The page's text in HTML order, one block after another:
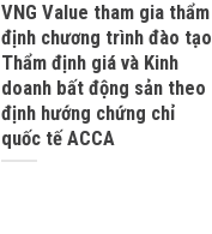
VNG Value tham gia thẩm
định chương trình đào tạo
Thẩm định giá và Kinh
doanh bất động sản theo
định hướng chứng chỉ
quốc tế ACCA